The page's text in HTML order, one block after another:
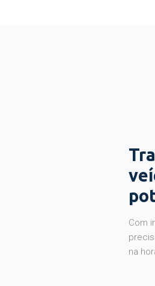
Com
na